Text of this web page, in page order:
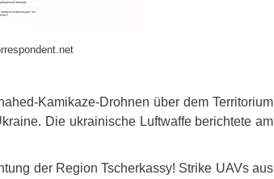
Kamikaze-Drohnen über dem Territorium
Die ukrainische Luftwaffe berichtete am
der Region Tscherkassy! Strike UAVs aus